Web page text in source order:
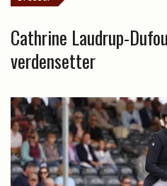
Cathrine Laudrup-
verdensetter